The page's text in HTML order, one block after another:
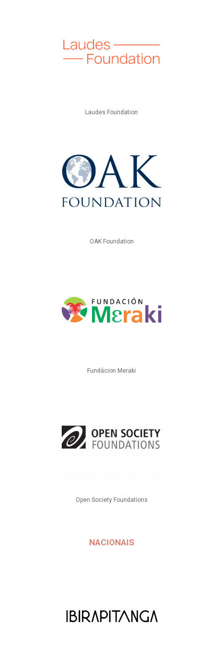
Laudes Foundation
OAK Foundation
Fundácion Meraki
Open Society Foundations
NACIONAIS